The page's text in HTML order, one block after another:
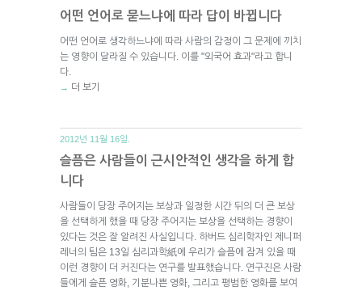
어떤 언어로 묻느냐에 따라 답이 바뀝니다
어떤 언어로 생각하느냐에 따라 사람의 감정이 그 문제에 끼치
는 영향이 달라질 수 있습니다. 이를 "외국어 효과"라고 합니
다.
→ 더 보기
2012년 11월 16일.
슬픔은 사람들이 근시안적인 생각을 하게 합
니다
사람들이 당장 주어지는 보상과 일정한 시간 뒤의 더 큰 보상
을 선택하게 했을 때 당장 주어지는 보상을 선택하는 경향이
있다는 것은 잘 알려진 사실입니다. 하버드 심리학자인 제니퍼
레너의 팀은 13일 심리과학紙에 우리가 슬픔에 잠겨 있을 때
이런 경향이 더 커진다는 연구를 발표했습니다. 연구진은 사람
들에게 슬픈 영화, 기분나쁜 영화, 그리고 평범한 영화를 보여